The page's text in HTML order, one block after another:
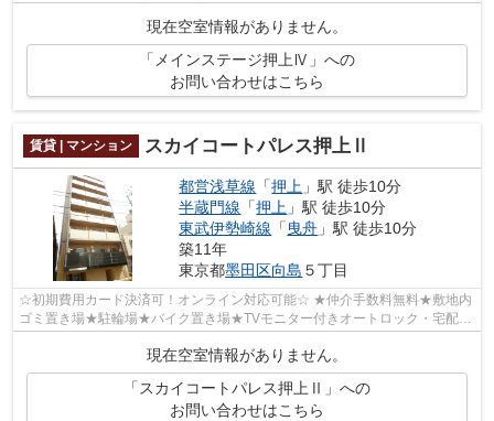
現在空室情報がありません。
「メインステージ押上Ⅳ」への
お問い合わせはこちら
賃貸 | マンション スカイコートパレス押上Ⅱ
都営浅草線 「押上 」駅 徒歩10分
半蔵門線 「押上 」駅 徒歩10分
東武伊勢崎線 「 曳舟 」駅 徒歩10分
築11年
東京都墨田区向島 ５丁目
☆初期費用カード決済可！オンライン対応可能☆ ★仲介手数料無料★敷地内
ゴミ置き場★駐輪場★バイク置き場★TVモニター付きオートロック・宅配
現在空室情報がありません。
「スカイコートパレス押上Ⅱ」への
お問い合わせはこちら